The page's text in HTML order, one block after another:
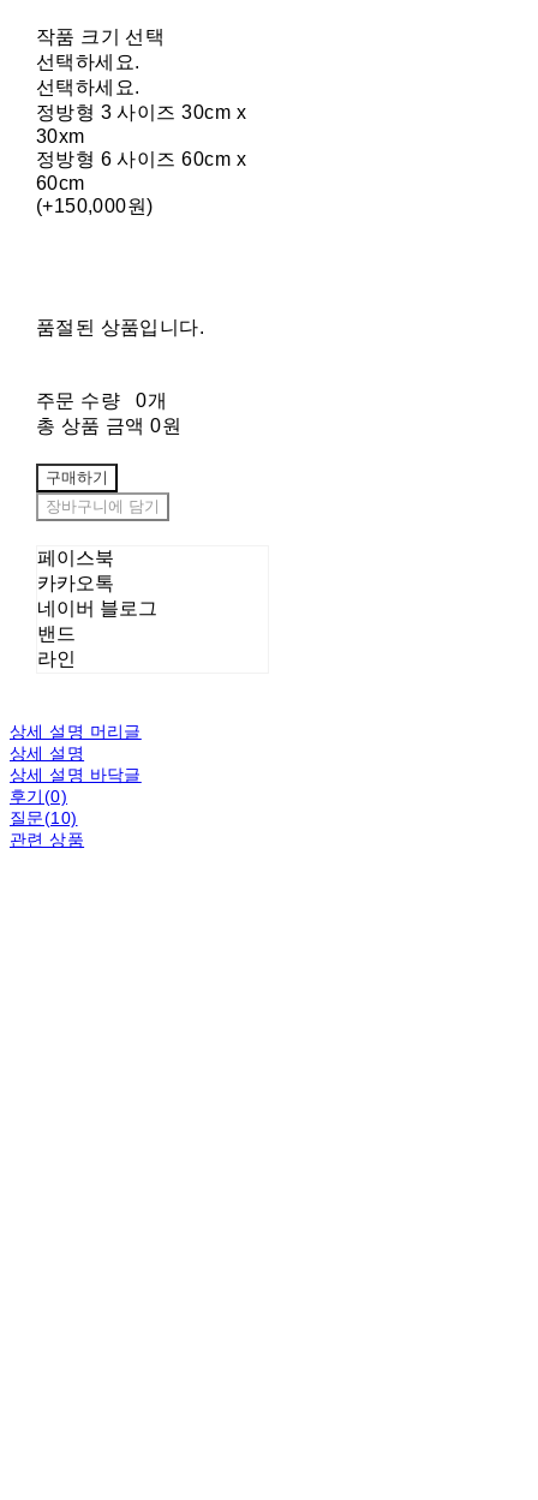
작품 크기 선택
선택하세요.
선택하세요.
정방형 3 사이즈 30cm x
30xm
정방형 6 사이즈 60cm x
60cm
(+150,000원)
품절된 상품입니다.
주문 수량
0개
총 상품 금액 0원
구매하기
장바구니에 담기
페이스북
카카오톡
네이버 블로그
밴드
라인
상세 설명 머리글
상세 설명
상세 설명 바닥글
후기(0)
질문(10)
관련 상품